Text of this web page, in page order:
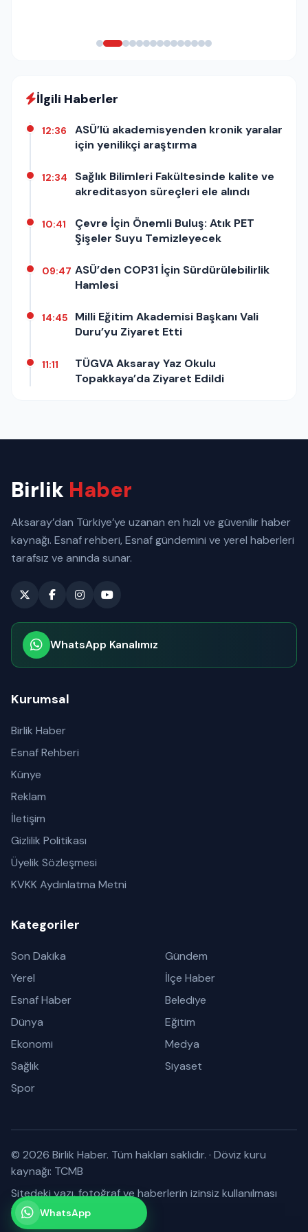
İlgili Haberler
12:36
ASÜ’lü akademisyenden kronik yaralar
için yenilikçi araştırma
12:34
Sağlık Bilimleri Fakültesinde kalite ve
akreditasyon süreçleri ele alındı
10:41
Çevre İçin Önemli Buluş: Atık PET
Şişeler Suyu Temizleyecek
09:47 ASÜ’den COP31 İçin Sürdürülebilirlik
Hamlesi
14:45
Milli Eğitim Akademisi Başkanı Vali
Duru’yu Ziyaret Etti
11:11
TÜGVA Aksaray Yaz Okulu
Topakkaya’da Ziyaret Edildi
Birlik Haber
Aksaray’dan Türkiye’ye uzanan en hızlı ve güvenilir haber
kaynağı. Esnaf rehberi, Esnaf gündemini ve yerel haberleri
tarafsız ve anında sunar.
WhatsApp Kanalımız
Kurumsal
Birlik Haber
Esnaf Rehberi
Künye
Reklam
İletişim
Gizlilik Politikası
Üyelik Sözleşmesi
KVKK Aydınlatma Metni
Kategoriler
Son Dakika
Gündem
Yerel
İlçe Haber
Esnaf Haber
Belediye
Dünya
Eğitim
Ekonomi
Medya
Sağlık
Siyaset
Spor
© 2026 Birlik Haber. Tüm hakları saklıdır. · Döviz kuru
kaynağı: TCMB
Sitedeki yazı, fotoğraf ve haberlerin izinsiz kullanılması
yasaktır.WhatsApp
Kanalımız
Abone olabilirsiniz